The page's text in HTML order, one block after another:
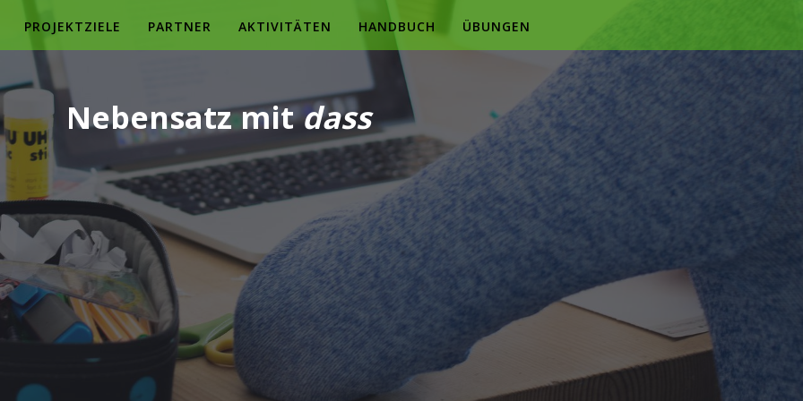
PROJEKTZIELE PARTNER AKTIVITÄTEN HANDBUCH ÜBUNGEN
Nebensatz mitdass